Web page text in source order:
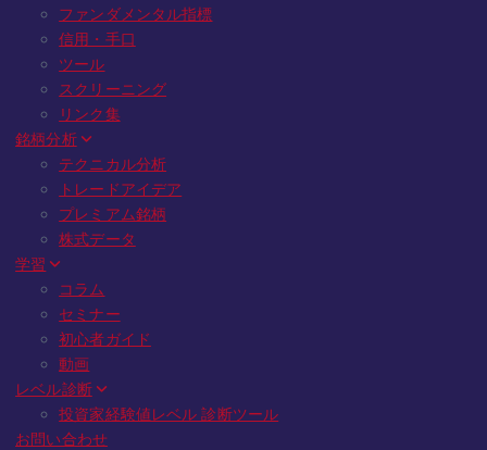
ファンダメンタル指標
信用・手口
ツール
スクリーニング
リンク集
銘柄分析
テクニカル分析
トレードアイデア
プレミアム銘柄
株式データ
学習
コラム
セミナー
初心者ガイド
動画
レベル診断
投資家経験値レベル 診断ツール
お問い合わせ